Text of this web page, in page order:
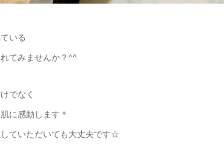
いる
てみませんか？^^
でなく
に感動します＊
ていただいても大丈夫です☆